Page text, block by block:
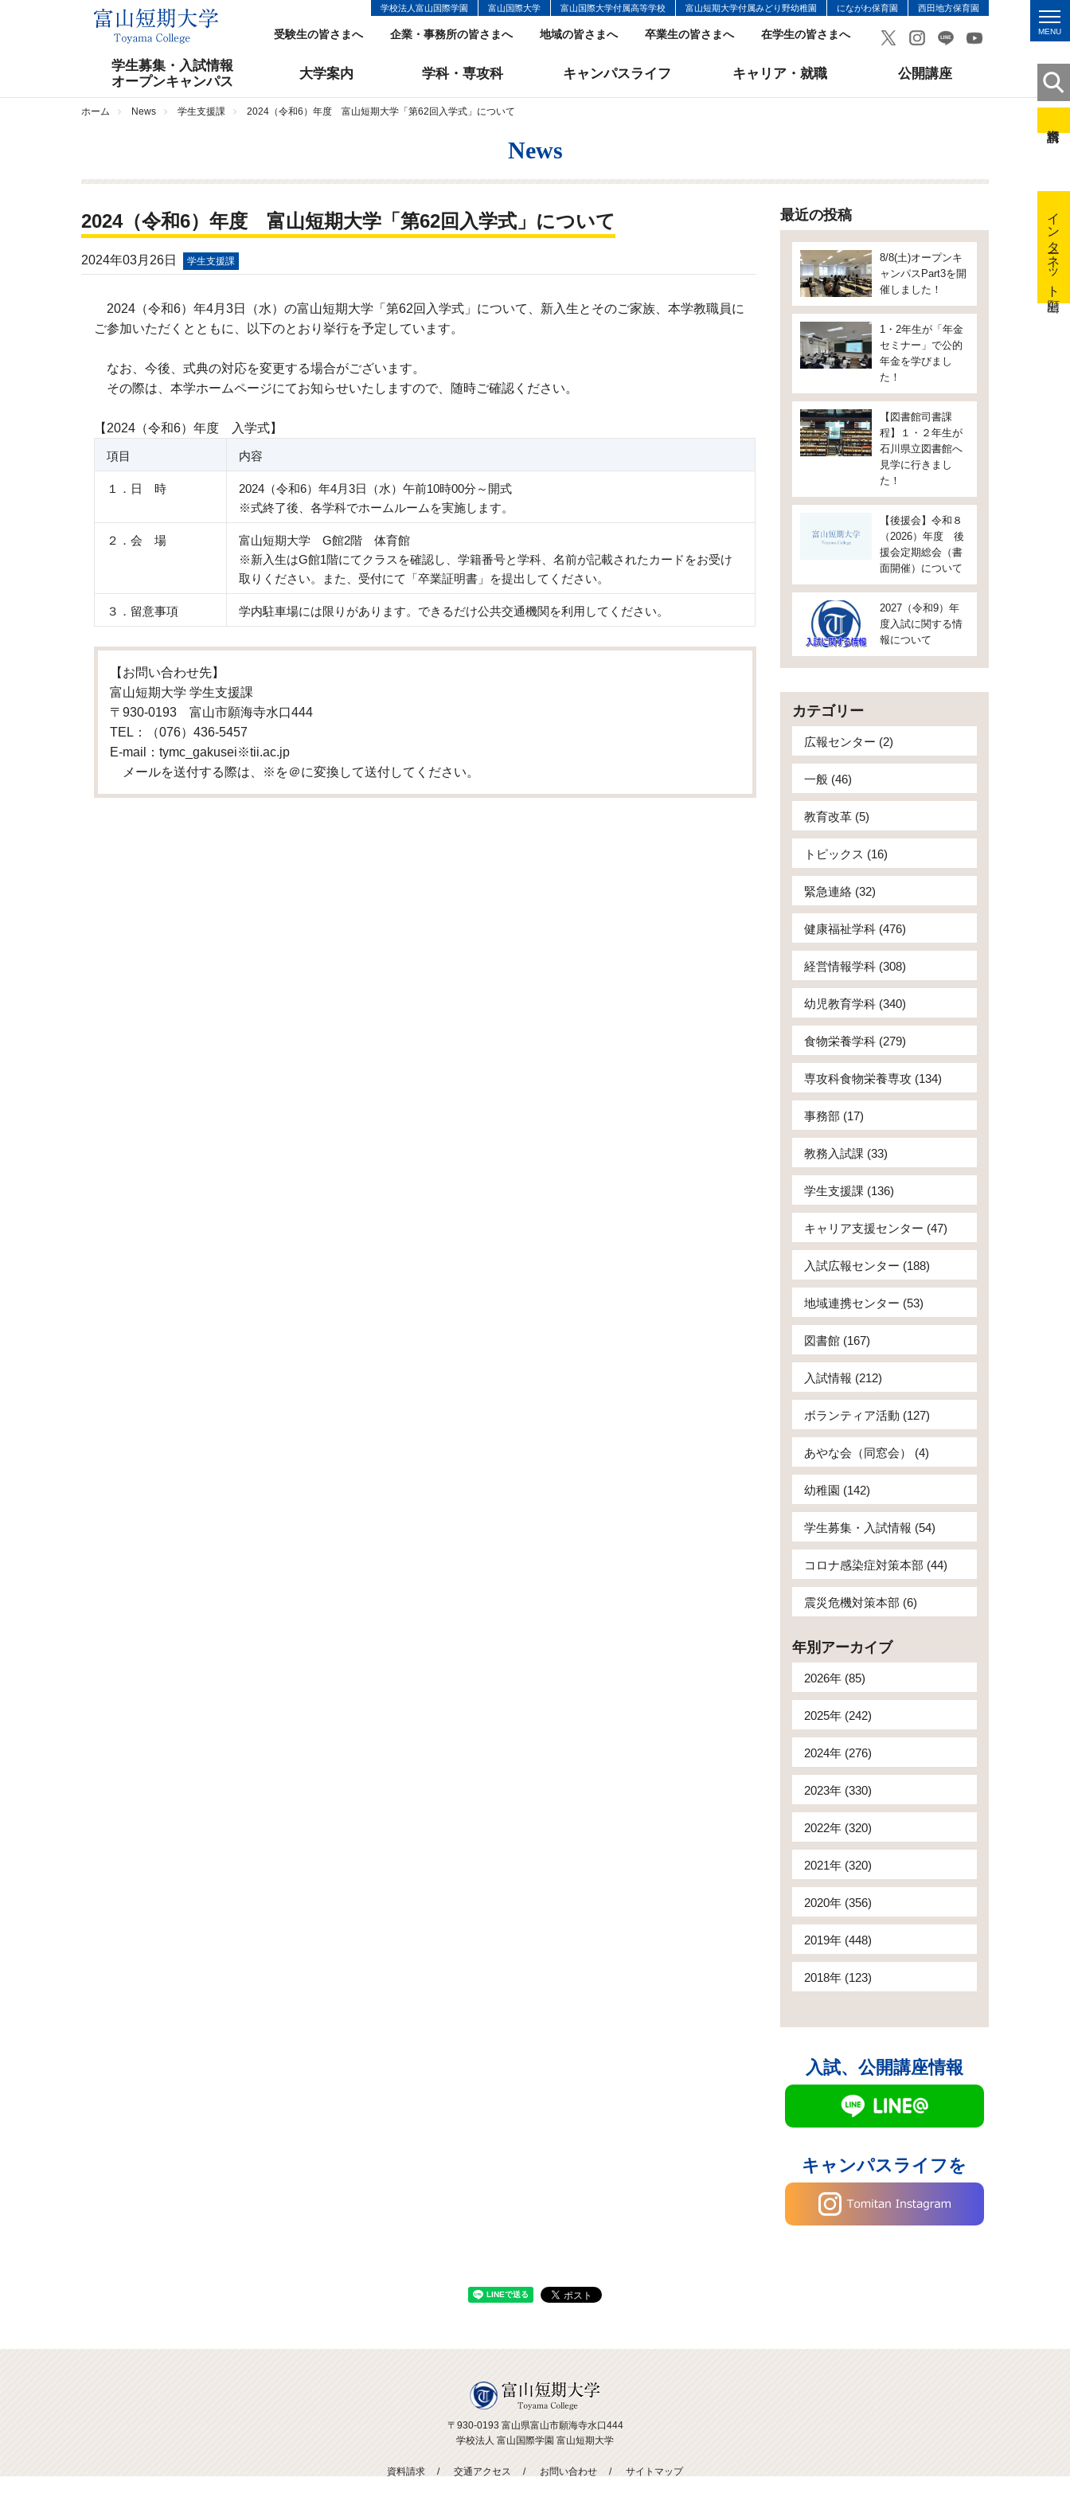
学校法人富山国際学園 富山国際大学 富山国際大学付属高等学校 富山短期大学付属みどり野幼稚園 にながわ保育園 西田地方保育園
受験生の皆さまへ 企業・事務所の皆さまへ 地域の皆さまへ 卒業生の皆さまへ 在学生の皆さまへ MENU
学生募集・入試情報
オープンキャンパス
大学案内 学科・専攻科 キャンパスライフ キャリア・就職 公開講座
インターネット出願
ホーム News 学生支援課 2024（令和6）年度 富山短期大学「第62回入学式」について
News
2024（令和6）年度 富山短期大学「第62回入学式」について
2024年03月26日 学生支援課
2024（令和6）年4月3日（水）の富山短期大学「第62回入学式」について、新入生とそのご家族、本学教職員に
ご参加いただくとともに、以下のとおり挙行を予定しています。
なお、今後、式典の対応を変更する場合がございます。
その際は、本学ホームページにてお知らせいたしますので、随時ご確認ください。
【2024（令和6）年度 入学式】
項目 内容
１．日 時
2024（令和6）年4月3日（水）午前10時00分～開式
※式終了後、各学科でホームルームを実施します。
２．会 場
富山短期大学 G館2階 体育館
※新入生はG館1階にてクラスを確認し、学籍番号と学科、名前が記載されたカードをお受け
取りください。また、受付にて「卒業証明書」を提出してください。
３．留意事項 学内駐車場には限りがあります。できるだけ公共交通機関を利用してください。
【お問い合わせ先】
富山短期大学 学生支援課
〒930-0193 富山市願海寺水口444
TEL：（076）436-5457
E-mail：tymc_gakusei※tii.ac.jp
メールを送付する際は、※を＠に変換して送付してください。
最近の投稿
8/8(土)オープンキ
ャンパスPart3を開
催しました！
1・2年生が「年金
セミナー」で公的
年金を学びまし
た！
【図書館司書課
程】１・２年生が
石川県立図書館へ
見学に行きまし
た！
【後援会】令和８
（2026）年度 後
援会定期総会（書
面開催）について
2027（令和9）年
度入試に関する情
報について
カテゴリー
広報センター (2)
一般 (46)
教育改革 (5)
トピックス (16)
緊急連絡 (32)
健康福祉学科 (476)
経営情報学科 (308)
幼児教育学科 (340)
食物栄養学科 (279)
専攻科食物栄養専攻 (134)
事務部 (17)
教務入試課 (33)
学生支援課 (136)
キャリア支援センター (47)
入試広報センター (188)
地域連携センター (53)
図書館 (167)
入試情報 (212)
ボランティア活動 (127)
あやな会（同窓会） (4)
幼稚園 (142)
学生募集・入試情報 (54)
コロナ感染症対策本部 (44)
震災危機対策本部 (6)
年別アーカイブ
2026年 (85)
2025年 (242)
2024年 (276)
2023年 (330)
2022年 (320)
2021年 (320)
2020年 (356)
2019年 (448)
2018年 (123)
入試、公開講座情報
キャンパスライフを
〒930-0193 富山県富山市願海寺水口444
学校法人 富山国際学園 富山短期大学
資料請求 交通アクセス お問い合わせ サイトマップ